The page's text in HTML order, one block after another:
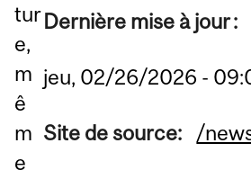
tur
e,
m
ê
m
e
Dernière mise à jour :
jeu, 02/26/2026 -
Site de source: /